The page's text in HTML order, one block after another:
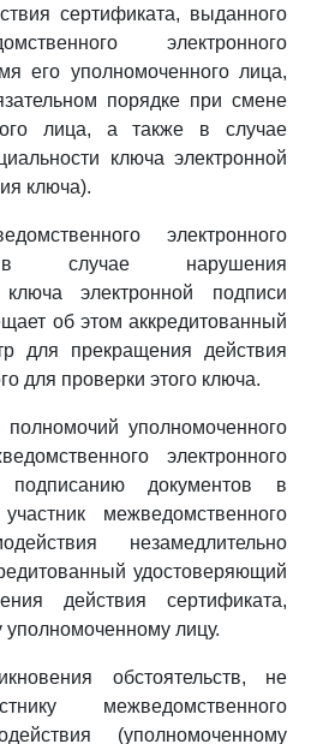
сертификата, выданного
электронного
его уполномоченного лица,
порядке при смене
лица, а также в случае
ключа электронной
ключа).
электронного
в случае нарушения
ключа электронной подписи
об этом аккредитованный
для прекращения действия
для проверки этого ключа.
уполномоченного
электронного
подписанию документов в
межведомственного
незамедлительно
удостоверяющий
действия сертификата,
уполномоченному лицу.
обстоятельств, не
межведомственного
(уполномоченному